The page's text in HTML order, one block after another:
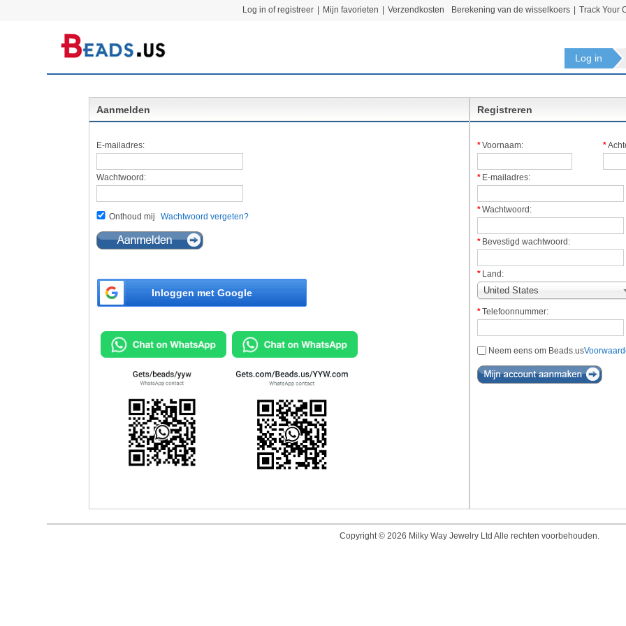
Log in of registreer Mijn favorieten Verzendkosten Berekening van de wisselkoers Track Your
Log in
Aanmelden
E-mailadres:
Wachtwoord:
Onthoud mij Wachtwoord vergeten?
Inloggen met Google
Registreren
*Voornaam: *
* E-mailadres:
*Wachtwoord:
* Bevestigd wachtwoord:
* Land:
United States
*Telefoonnummer:
Neem eens om Beads.us
Copyright © 2026 Milky Way Jewelry Ltd Alle rechten voorbehouden.